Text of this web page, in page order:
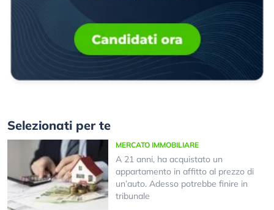
Selezionati per te
MERCATO IMMOBILIARE
A 21 anni, ha acquistato un
appartamento in affitto al prezzo di
un’auto. Adesso potrebbe finire in
tribunale